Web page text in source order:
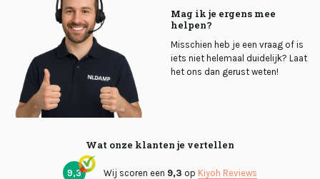
Mag ik je ergens mee
helpen?
Misschien heb je een vraag of is
iets niet helemaal duidelijk? Laat
het ons dan gerust weten!
Wat onze klanten je vertellen
9,3 Wij scoren een 9,3 op Kiyoh Reviews